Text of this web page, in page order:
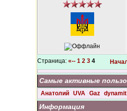
Страница: «-- 1 2 3 4
Самые активные
Анатолий UVA Gaz dynamit
Информация